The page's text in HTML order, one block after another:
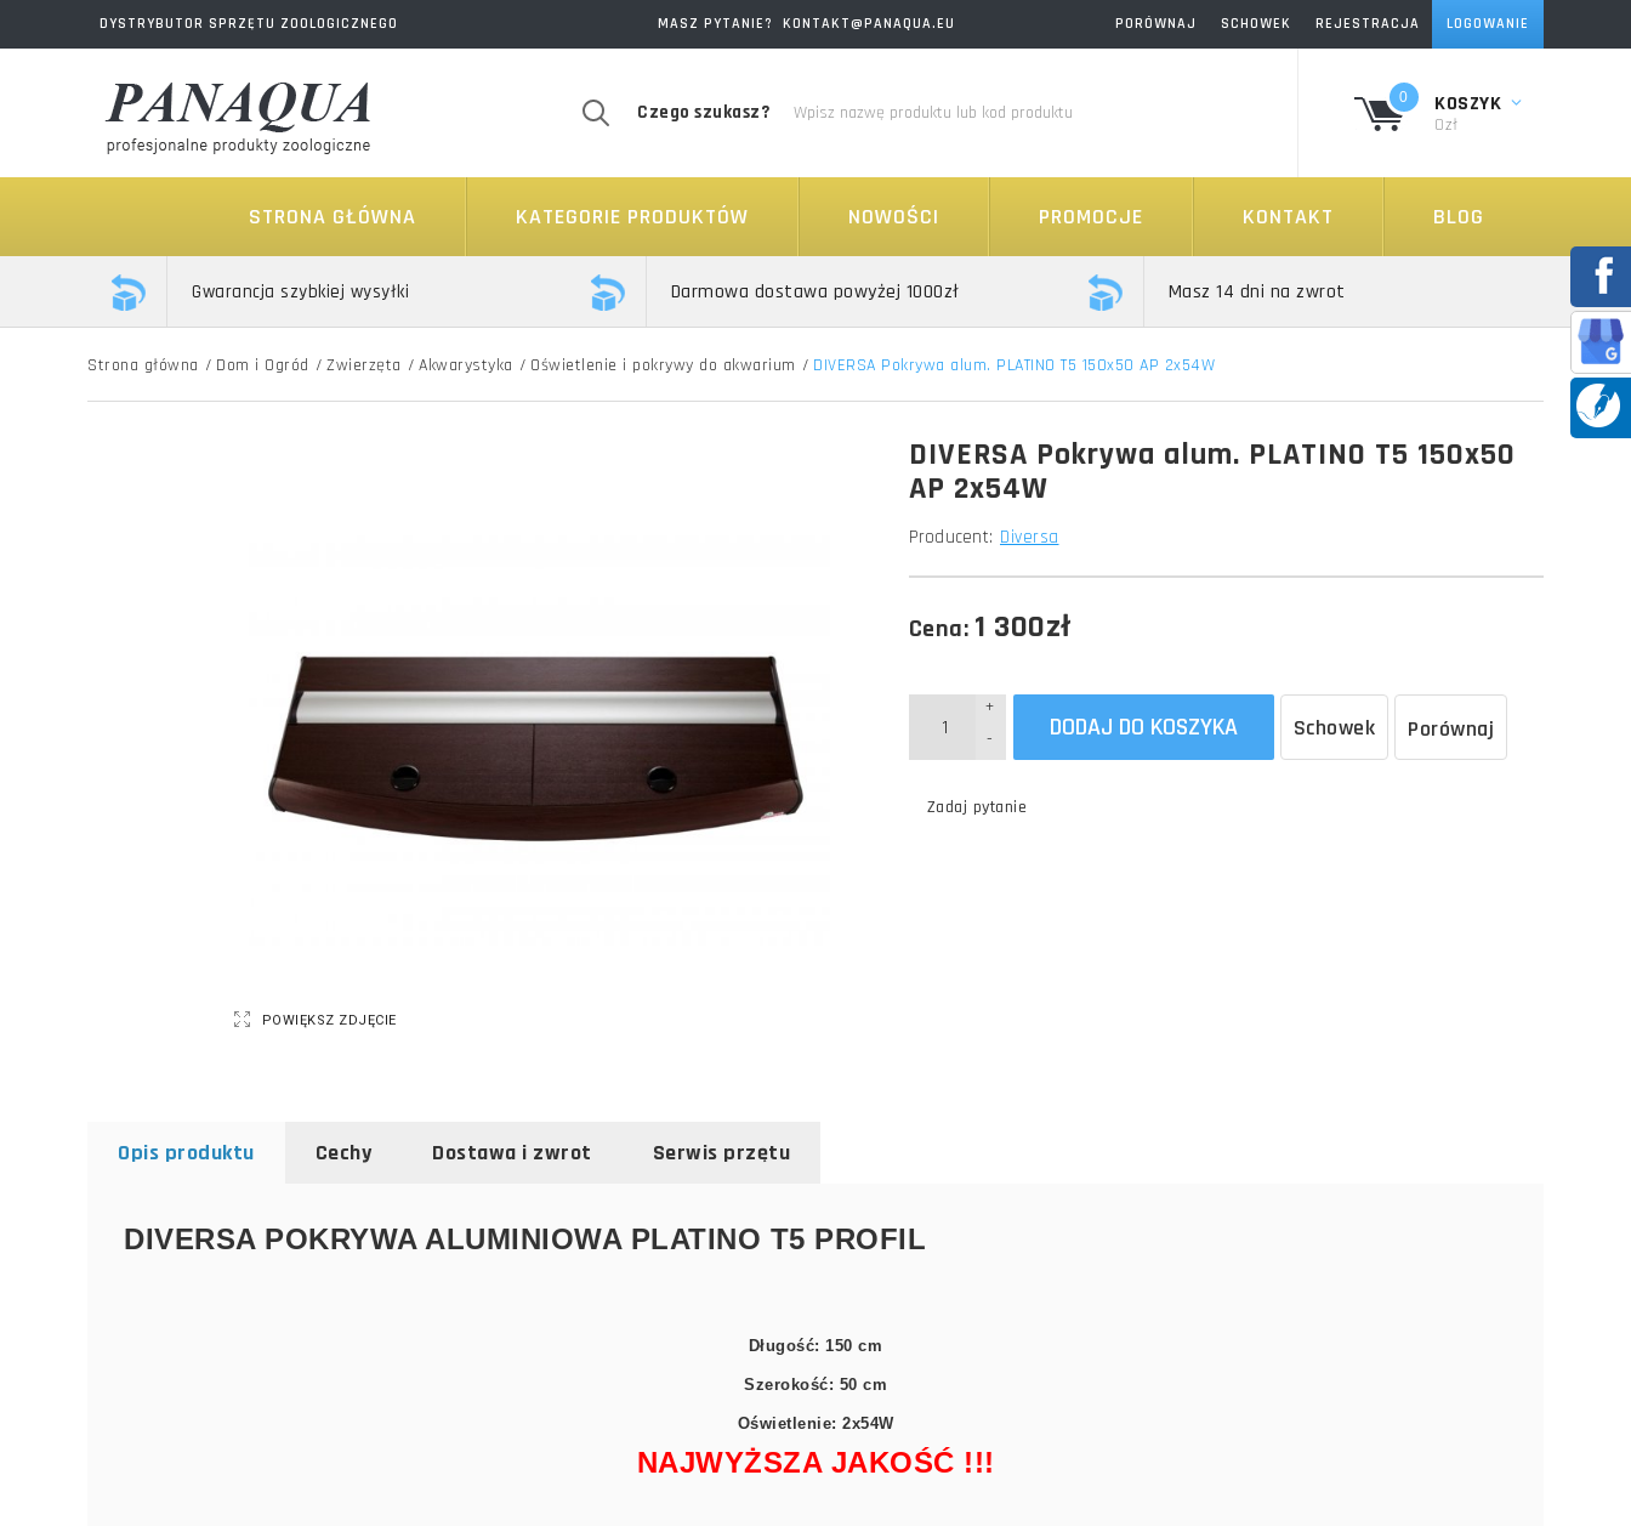
REJESTRACJA LOGOWANIE
SCHOWEK
PORÓWNAJ
DYSTRYBUTOR SPRZĘTU ZOOLOGICZNEGO MASZ PYTANIE? KONTAKT@PANAQUA.EU
0 KOSZYK
0zł
Czego szukasz?
STRONA GŁÓWNA KATEGORIE PRODUKTÓW NOWOŚCI PROMOCJE KONTAKT BLOG
Gwarancja szybkiej wysyłki Darmowa dostawa powyżej 1000zł Masz 14 dni na zwrot
Strona główna / Dom i Ogród / Zwierzęta / Akwarystyka / Oświetlenie i pokrywy do akwarium / DIVERSA Pokrywa alum. PLATINO T5 150x50 AP 2x54W
POWIĘKSZ ZDJĘCIE
DIVERSA Pokrywa alum. PLATINO T5 150x50
AP 2x54W
Producent: Diversa
Cena: 1 300zł
-
+
DODAJ DO KOSZYKA Schowek Porównaj
Zadaj pytanie
Opis produktu Cechy Dostawa i zwrot Serwis przętu
DIVERSA POKRYWA ALUMINIOWA PLATINO T5 PROFIL
Długość: 150 cm
Szerokość: 50 cm
Oświetlenie: 2x54W
NAJWYŻSZA JAKOŚĆ !!!